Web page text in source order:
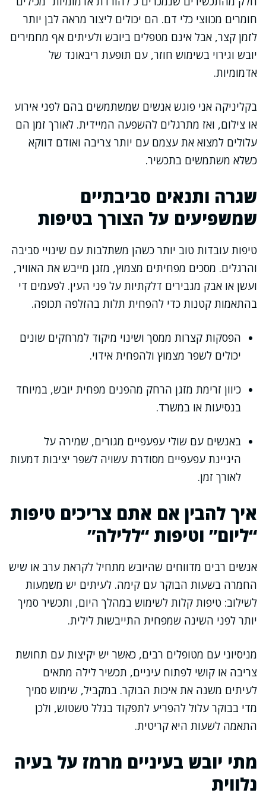
חומרים מכווצי כלי דם. הם יכולים ליצור מראה לבן יותר
לזמן קצר, אבל אינם מטפלים ביובש ולעיתים אף מחמירים
יובש וגירוי בשימוש חוזר, עם תופעת ריבאונד של
אדמומיות.
בקליניקה אני פוגש אנשים שמשתמשים בהם לפני אירוע
או צילום, ואז מתרגלים להשפעה המיידית. לאורך זמן הם
עלולים למצוא את עצמם עם יותר צריבה ואודם דווקא
כשלא משתמשים בתכשיר.
שגרה ותנאים סביבתיים
שמשפיעים על הצורך בטיפות
טיפות עובדות טוב יותר כשהן משתלבות עם שינויי סביבה
והרגלים. מסכים מפחיתים מצמוץ, מזגן מייבש את האוויר,
ועשן או אבק מגבירים דלקתיות על פני העין. לפעמים די
בהתאמות קטנות כדי להפחית תלות בהזלפה תכופה.
הפסקות קצרות ממסך ושינוי מיקוד למרחקים שונים
יכולים לשפר מצמוץ ולהפחית אידוי.
כיוון זרימת מזגן הרחק מהפנים מפחית יובש, במיוחד
בנסיעות או במשרד.
באנשים עם שולי עפעפיים מגורים, שמירה על
היגיינת עפעפיים מסודרת עשויה לשפר יציבות דמעות
לאורך זמן.
איך להבין אם אתם צריכים טיפות
“ליום” וטיפות “ללילה”
אנשים רבים מדווחים שהיובש מתחיל לקראת ערב או שיש
החמרה בשעות הבוקר עם קימה. לעיתים יש משמעות
לשילוב: טיפות קלות לשימוש במהלך היום, ותכשיר סמיך
יותר לפני השינה שמפחית התייבשות לילית.
מניסיוני עם מטופלים רבים, כאשר יש יקיצות עם תחושת
צריבה או קושי לפתוח עיניים, תכשיר לילה מתאים
לעיתים משנה את איכות הבוקר. במקביל, שימוש סמיך
מדי בבוקר עלול להפריע לתפקוד בגלל טשטוש, ולכן
התאמה לשעות היא קריטית.
מתי יובש בעיניים מרמז על בעיה
נלווית